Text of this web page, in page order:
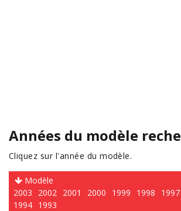
Années du modèle
Cliquez sur l'année du modèle.
Modèle
2003
2002 2001 2000 1999 1998 1997
1994 1993